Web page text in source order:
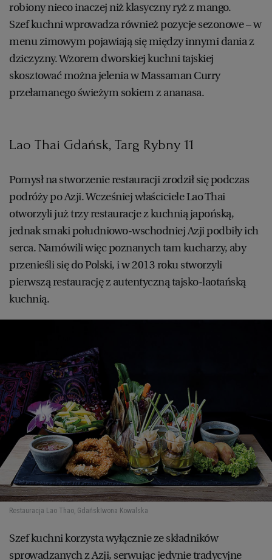
robiony nieco inaczej niż klasyczny ryż z mango.
Szef kuchni wprowadza również pozycje sezonowe – w
menu zimowym pojawiają się między innymi dania z
dziczyzny. Wzorem dworskiej kuchni tajskiej
skosztować można jelenia w Massaman Curry
przełamanego świeżym sokiem z ananasa.
Lao Thai Gdańsk, Targ Rybny 11
Pomysł na stworzenie restauracji zrodził się podczas
podróży po Azji. Wcześniej właściciele Lao Thai
otworzyli już trzy restauracje z kuchnią japońską,
jednak smaki południowo-wschodniej Azji podbiły ich
serca. Namówili więc poznanych tam kucharzy, aby
przenieśli się do Polski, i w 2013 roku stworzyli
pierwszą restaurację z autentyczną tajsko-laotańską
kuchnią.
Restauracja Lao Thao, GdańskIwona Kowalska
Szef kuchni korzysta wyłącznie ze składników
sprowadzanych z Azji, serwując jedynie tradycyjne